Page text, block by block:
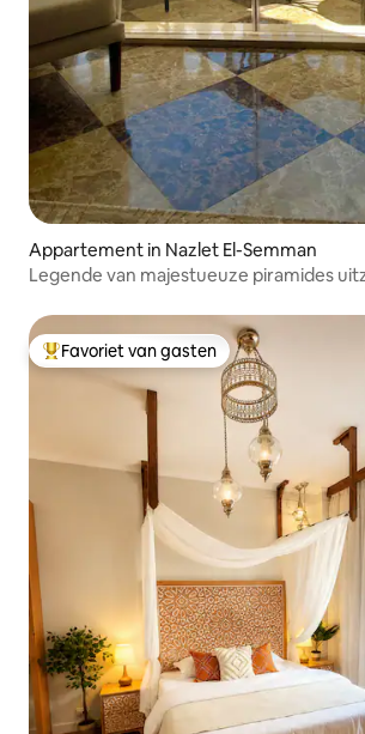
Appartement in Nazlet El-Semman
Legende van majestueuze piramides
Topfavoriet van gasten
Favoriet van gasten